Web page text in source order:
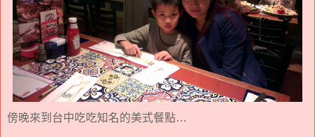
傍晚來到台中吃吃知名的美式餐點…